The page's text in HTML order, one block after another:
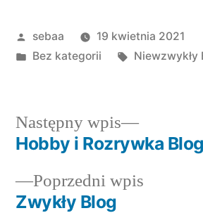
Posted
by
sebaa
19 kwietnia 2021
Posted
Bez kategorii Tagi:
Niewzwykły
Nawigacja
wpisu
Poprzedni wpis
Zwykły Blog
Następny wpis
Następny
wpis:
Hobby i Rozrywka Blog